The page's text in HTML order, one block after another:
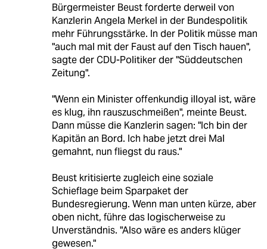
Bürgermeister Beust forderte derweil von
Kanzlerin Angela Merkel in der Bundespolitik
mehr Führungsstärke. In der Politik müsse man
"auch mal mit der Faust auf den Tisch hauen",
sagte der CDU-Politiker der "Süddeutschen
Zeitung".
"Wenn ein Minister offenkundig illoyal ist, wäre
es klug, ihn rauszuschmeißen", meinte Beust.
Dann müsse die Kanzlerin sagen: "Ich bin der
Kapitän an Bord. Ich habe jetzt drei Mal
gemahnt, nun fliegst du raus."
Beust kritisierte zugleich eine soziale
Schieflage beim Sparpaket der
Bundesregierung. Wenn man unten kürze, aber
oben nicht, führe das logischerweise zu
Unverständnis. "Also wäre es anders klüger
gewesen."